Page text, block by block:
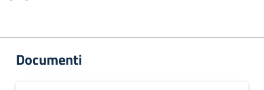
Documenti